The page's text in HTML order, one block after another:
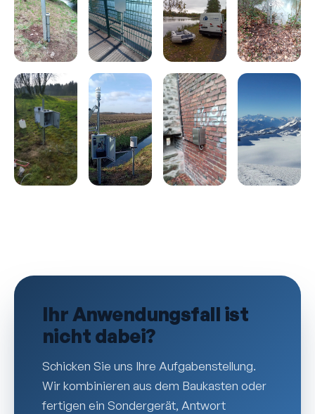
Ihr Anwendungsfall ist
nicht dabei?
Schicken Sie uns Ihre Aufgaben­stellung.
Wir kombinieren aus dem Baukasten oder
fertigen ein Sondergerät, Antwort